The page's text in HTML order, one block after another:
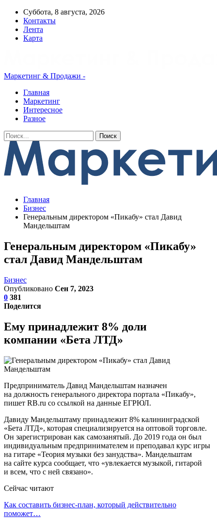
Суббота, 8 августа, 2026
Контакты
Лента
Карта
Маркетинг & Продажи -
Главная
Маркетинг
Интересное
Разное
Главная
Бизнес
Генеральным директором «Пикабу» стал Давид
Мандельштам
Генеральным директором «Пикабу»
стал Давид Мандельштам
Бизнес
Опубликовано Сен 7, 2023
0 381
Поделится
Ему принадлежит 8% доли
компании «Бета ЛТД»
Предприниматель Давид Мандельштам назначен
на должность генерального директора портала «Пикабу»,
пишет RB.ru со ссылкой на данные ЕГРЮЛ.
Давиду Мандельштаму принадлежит 8% калининградской
«Бета ЛТД», которая специализируется на оптовой торговле.
Он зарегистрирован как самозанятый. До 2019 года он был
индивидуальным предпринимателем и преподавал курс игры
на гитаре «Теория музыки без занудства». Мандельштам
на сайте курса сообщает, что «увлекается музыкой, гитарой
и всем, что с ней связано».
Сейчас читают
Как составить бизнес-план, который действительно
поможет…